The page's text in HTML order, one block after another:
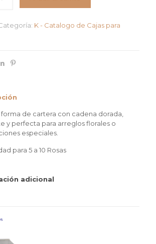
K - Catalogo de Cajas para
forma de cartera con cadena dorada,
y perfecta para arreglos florales o
especiales.
para 5 a 10 Rosas
adicional